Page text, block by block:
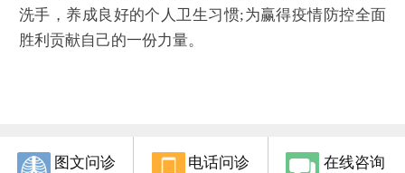
洗手，养成良好的个人卫生习惯;为赢得疫情防控全面
胜利贡献自己的一份力量。
图文问诊 电话问诊 在线咨询